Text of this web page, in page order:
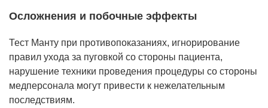
Осложнения и побочные эффекты
Тест Манту при противопоказаниях, игнорирование
правил ухода за пуговкой со стороны пациента,
нарушение техники проведения процедуры со стороны
медперсонала могут привести к нежелательным
последствиям.